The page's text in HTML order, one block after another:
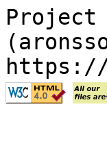
Project
https://